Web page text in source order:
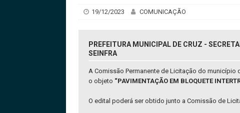
19/12/2023 COMUNICAÇÃO
PREFEITURA MUNICIPAL DE CRUZ -
SEINFRA
A Comissão Permanente de Licitação do município
o objeto “PAVIMENTAÇÃO EM BLOQUETE
O edital poderá ser obtido junto a Comissão de